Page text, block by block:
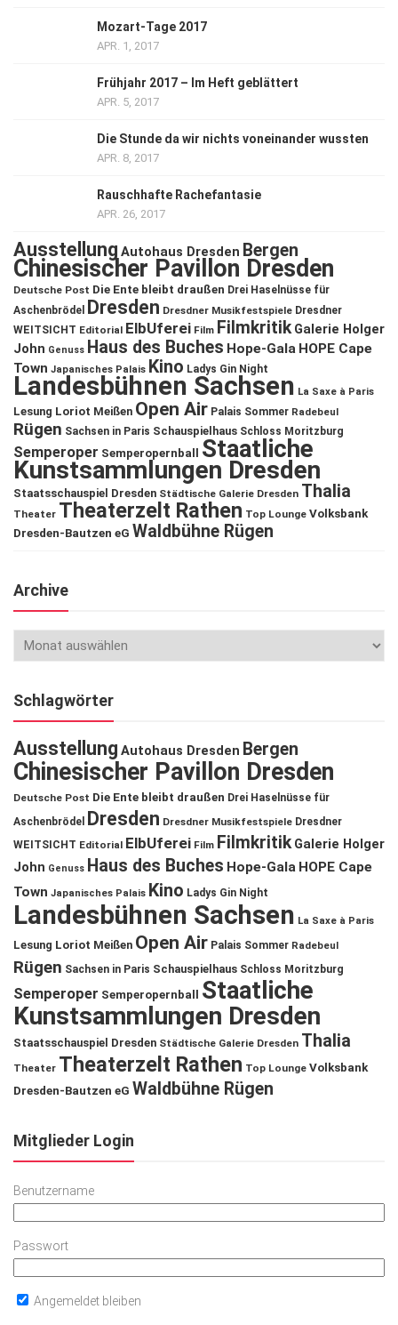
Mozart-Tage 2017
APR. 1, 2017
Frühjahr 2017 – Im Heft geblättert
APR. 5, 2017
Die Stunde da wir nichts voneinander wussten
APR. 8, 2017
Rauschhafte Rachefantasie
APR. 26, 2017
Ausstellung Autohaus Dresden Bergen
Chinesischer Pavillon Dresden
Deutsche Post Die Ente bleibt draußen Drei Haselnüsse für
Aschenbrödel
Dresden Dresdner Musikfestspiele Dresdner
WEITSICHT Editorial ElbUferei Film Filmkritik Galerie Holger
John Genuss Haus des Buches Hope-Gala HOPE Cape
Town Japanisches Palais Kino Ladys Gin Night
Landesbühnen Sachsen La Saxe à Paris
Lesung Loriot Meißen Open Air Palais Sommer Radebeul
Rügen Sachsen in Paris Schauspielhaus Schloss Moritzburg
Semperoper Semperopernball Staatliche
Kunstsammlungen Dresden
Staatsschauspiel Dresden Städtische Galerie Dresden Thalia
Theater Theaterzelt Rathen Top Lounge Volksbank
Dresden-Bautzen eG Waldbühne Rügen
Archive
Schlagwörter
Ausstellung Autohaus Dresden Bergen
Chinesischer Pavillon Dresden
Deutsche Post Die Ente bleibt draußen Drei Haselnüsse für
Aschenbrödel
Dresden Dresdner Musikfestspiele Dresdner
WEITSICHT Editorial ElbUferei Film Filmkritik Galerie Holger
John Genuss Haus des Buches Hope-Gala HOPE Cape
Town Japanisches Palais Kino Ladys Gin Night
Landesbühnen Sachsen La Saxe à Paris
Lesung Loriot Meißen Open Air Palais Sommer Radebeul
Rügen Sachsen in Paris Schauspielhaus Schloss Moritzburg
Semperoper Semperopernball
Staatliche
Kunstsammlungen Dresden
Staatsschauspiel Dresden Städtische Galerie Dresden Thalia
Theater Theaterzelt Rathen Top Lounge Volksbank
Dresden-Bautzen eG Waldbühne Rügen
Mitglieder Login
Benutzername
Passwort
Angemeldet bleiben